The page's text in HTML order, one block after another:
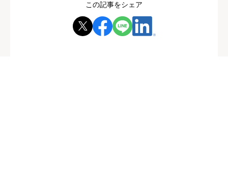
この記事をシェア